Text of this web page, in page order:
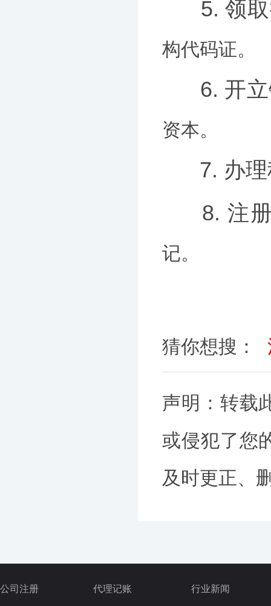
5. 领
构代码证。
6. 开
资本。
7. 办
8. 注
记。
猜你想搜：
声明：转载
或侵犯了您
及时更正、
公司注册 代理记账 行业新闻